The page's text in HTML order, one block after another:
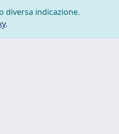
diversa indicazione.
.